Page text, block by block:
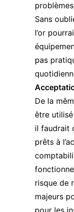
Sans
l’or
pas
De la
être
il faudrait
prêts à
risque de
majeurs
pour les